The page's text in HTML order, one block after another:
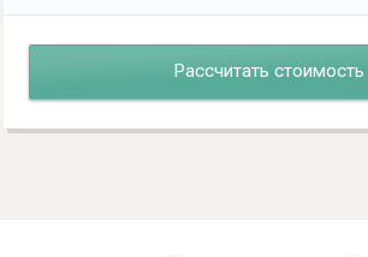
Рассчитать стоимость